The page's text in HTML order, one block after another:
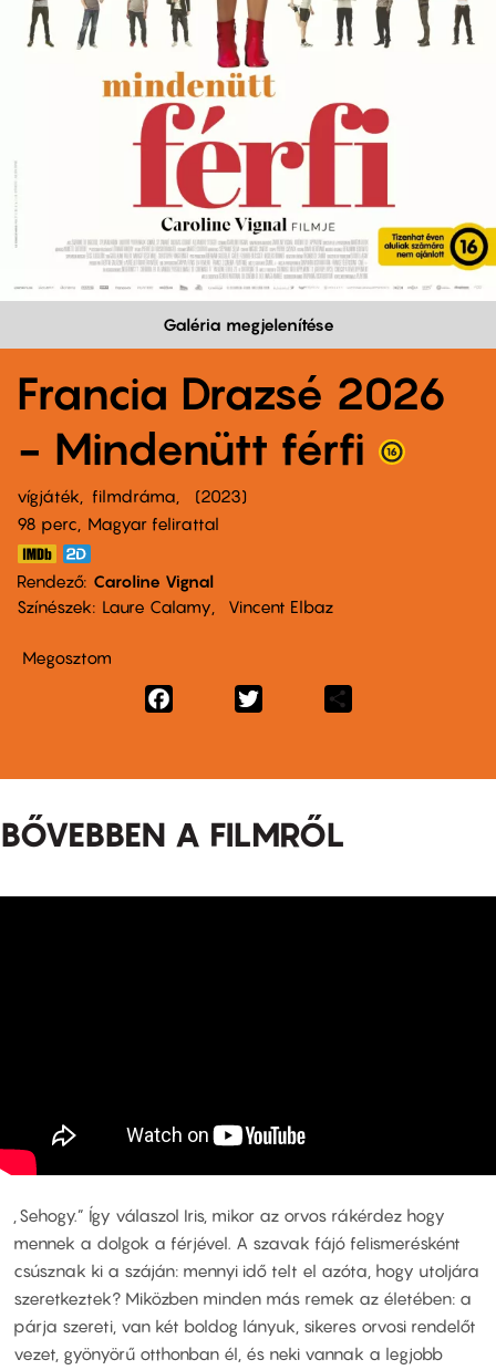
Galéria megjelenítése
Francia Drazsé 2026
- Mindenütt férfi
vígjáték filmdráma
2023
98 perc,
Magyar felirattal
Rendező Caroline Vignal
Színészek
Laure Calamy Vincent Elbaz
Megosztom
Facebook
BŐVEBBEN A FILMRŐL
„Sehogy.” Így válaszol Iris, mikor az orvos rákérdez hogy
mennek a dolgok a férjével. A szavak fájó felismerésként
csúsznak ki a száján: mennyi idő telt el azóta, hogy utoljára
szeretkeztek? Miközben minden más remek az életében: a
párja szereti, van két boldog lányuk, sikeres orvosi rendelőt
vezet, gyönyörű otthonban él, és neki vannak a legjobb